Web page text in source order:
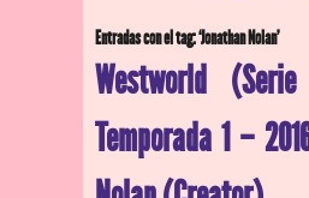
Entradas con el tag: ‘Jonathan Nolan’
Westworld
Temporada 1 –